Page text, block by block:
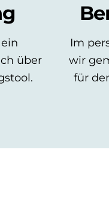
über
Im
wir
für